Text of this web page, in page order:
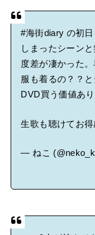
#海街diary の初
しまったシーン
度差が凄かった
服も着るの？？
DVD買う価値あ
生歌も聴けてお得
— ねこ